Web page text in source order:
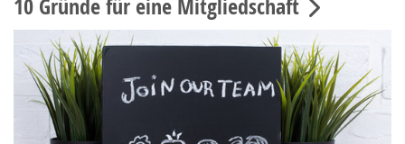
10 Gründe für eine Mitgliedschaft